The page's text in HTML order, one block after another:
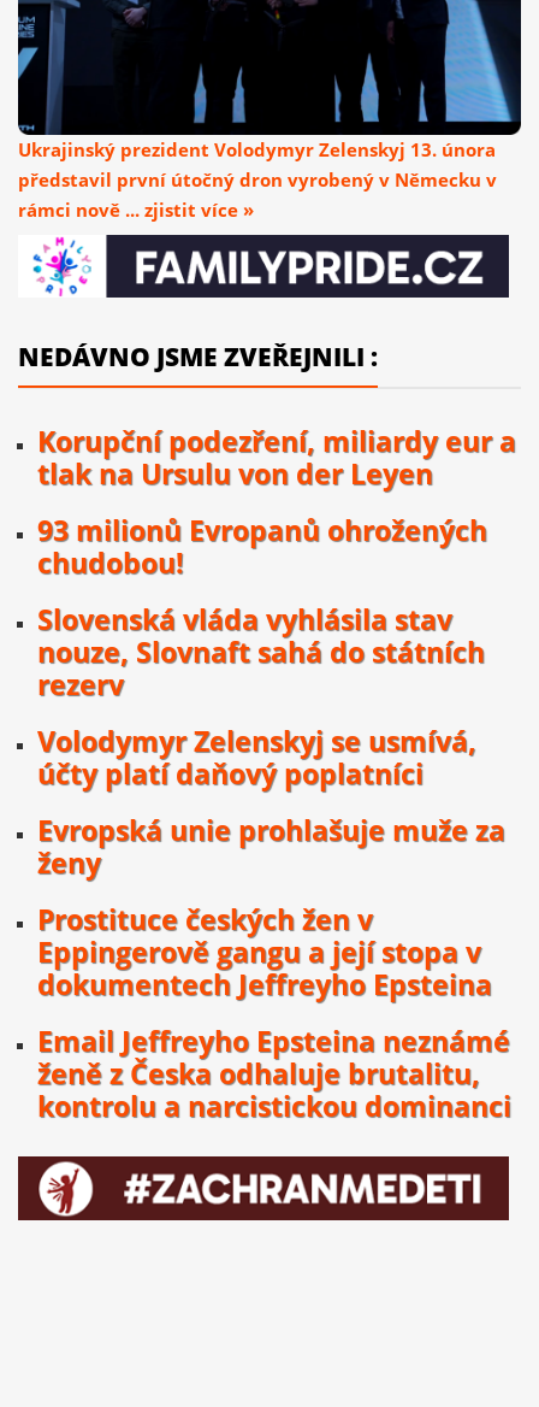
Ukrajinský prezident Volodymyr Zelenskyj 13. února
představil první útočný dron vyrobený v Německu v
rámci nově ... zjistit více »
NEDÁVNO JSME ZVEŘEJNILI :
Korupční podezření, miliardy eur a
tlak na Ursulu von der Leyen
93 milionů Evropanů ohrožených
chudobou!
Slovenská vláda vyhlásila stav
nouze, Slovnaft sahá do státních
rezerv
Volodymyr Zelenskyj se usmívá,
účty platí daňový poplatníci
Evropská unie prohlašuje muže za
ženy
Prostituce českých žen v
Eppingerově gangu a její stopa v
dokumentech Jeffreyho Epsteina
Email Jeffreyho Epsteina neznámé
ženě z Česka odhaluje brutalitu,
kontrolu a narcistickou dominanci